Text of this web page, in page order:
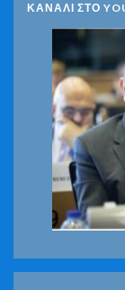
ΚΑΝΑΛΙ ΣΤΟ